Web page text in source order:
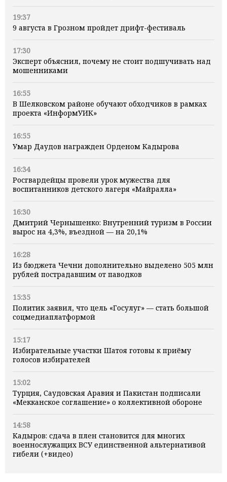
19:37
9 августа в Грозном пройдет дрифт-фестиваль
17:30
Эксперт объяснил, почему не стоит подшучивать над
мошенниками
16:55
В Шелковском районе обучают обходчиков в рамках
проекта «ИнформУИК»
16:55
Умар Даудов награжден Орденом Кадырова
16:34
Росгвардейцы провели урок мужества для
воспитанников детского лагеря «Майралла»
16:30
Дмитрий Чернышенко: Внутренний туризм в России
вырос на 4,3%, въездной — на 20,1%
16:28
Из бюджета Чечни дополнительно выделено 505 млн
рублей пострадавшим от паводков
15:35
Политик заявил, что цель «Госулуг» — стать большой
соцмедиаплатформой
15:17
Избирательные участки Шатоя готовы к приёму
голосов избирателей
15:02
Турция, Саудовская Аравия и Пакистан подписали
«Мекканское соглашение» о коллективной обороне
14:58
Кадыров: сдача в плен становится для многих
военнослужащих ВСУ единственной альтернативой
гибели (+видео)